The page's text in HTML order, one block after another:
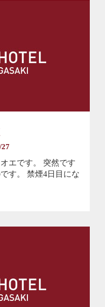
27
エです。 突然です
す。 禁煙4日目にな